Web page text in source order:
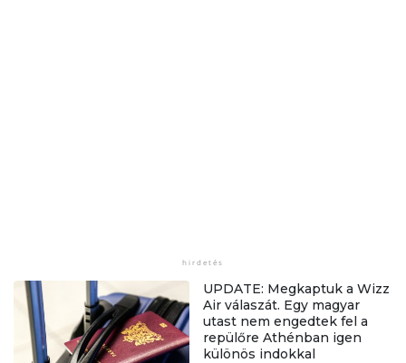
UPDATE: Megkaptuk a Wizz
Air válaszát. Egy magyar
utast nem engedtek fel a
repülőre Athénban igen
különös indokkal